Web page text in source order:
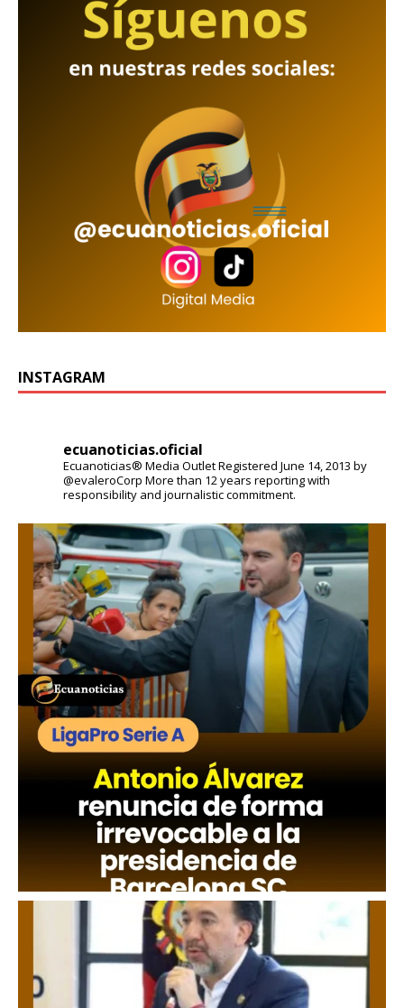
INSTAGRAM
ecuanoticias.oficial
Ecuanoticias® Media OutletRegistered June 14, 2013 by
@evaleroCorp More than 12 years reporting with
responsibility and journalistic commitment.